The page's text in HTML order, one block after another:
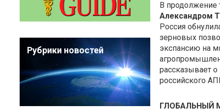
Рубрики новостей
В продолжение
Александром
Россия
зерновых
экспансию на
рассказывает
российского
ГЛОБАЛЬНЫЙ